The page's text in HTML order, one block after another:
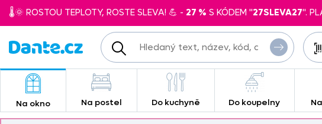
🌡️🌞 ROSTOU TEPLOTY, ROSTE SLEVA! 💪 - 27 % S KÓDEM "27SLEVA27".
Na okno Na postel Do kuchyně Do koupelny